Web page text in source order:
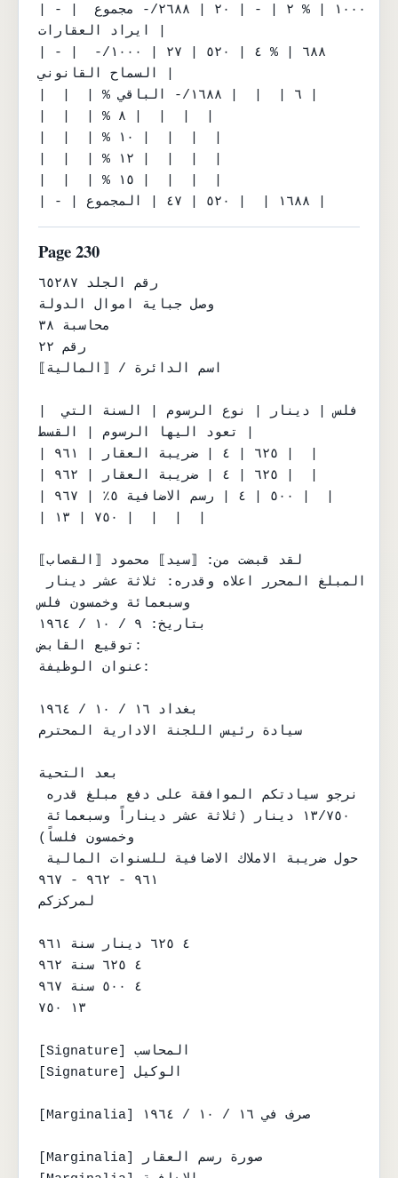
| - | ١٠٠٠ | % ٢ | - | ٢٠ | ٢٦٨٨/- مجموع
ايراد العقارات |
| - | ٦٨٨ | % ٤ | ٥٢٠ | ٢٧ | ١٠٠٠/-
السماح القانوني |
|  |  | % ٦ |  |  | ١٦٨٨/- الباقي |
|  |  | % ٨ |  |  |  |
|  |  | % ١٠ |  |  |  |
|  |  | % ١٢ |  |  |  |
|  |  | % ١٥ |  |  |  |
Page 230
رقم الجلد ٦٥٢٨٧
وصل جباية اموال الدولة
محاسبة ٣٨
رقم ٢٢
اسم الدائرة / ⟦المالية⟧
تعود اليها الرسوم | القسط |
لقد قبضت من: ⟦سيد⟧ محمود ⟦القصاب⟧
وسبعمائة وخمسون فلس
بتاريخ: ٩ / ١٠ / ١٩٦٤
توقيع القابض:
عنوان الوظيفة:
بغداد ١٦ / ١٠ / ١٩٦٤
سيادة رئيس اللجنة الادارية المحترم
بعد التحية
وخمسون فلساً)
٩٦١ - ٩٦٢ - ٩٦٧
لمركزكم
٤ ٦٢٥ دينار سنة ٩٦١
٤ ٦٢٥ سنة ٩٦٢
٤ ٥٠٠ سنة ٩٦٧
١٣ ٧٥٠
[Signature] المحاسب
[Signature] الوكيل
[Marginalia] صرف في ١٦ / ١٠ / ١٩٦٤
[Marginalia] صورة رسم العقار